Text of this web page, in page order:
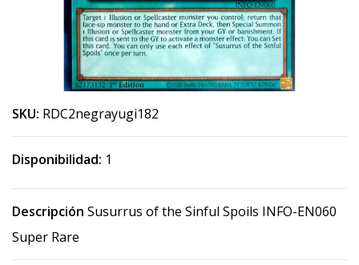
SKU: RDC2negrayugi182
Disponibilidad: 1
Descripción Susurrus of the Sinful Spoils INFO-EN060
Super Rare